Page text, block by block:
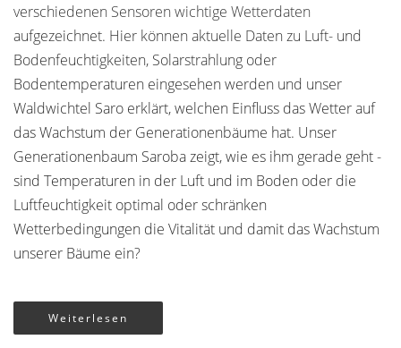
verschiedenen Sensoren wichtige Wetterdaten
aufgezeichnet. Hier können aktuelle Daten zu Luft- und
Bodenfeuchtigkeiten, Solarstrahlung oder
Bodentemperaturen eingesehen werden und unser
Waldwichtel Saro erklärt, welchen Einfluss das Wetter auf
das Wachstum der Generationenbäume hat. Unser
Generationenbaum Saroba zeigt, wie es ihm gerade geht -
sind Temperaturen in der Luft und im Boden oder die
Luftfeuchtigkeit optimal oder schränken
Wetterbedingungen die Vitalität und damit das Wachstum
unserer Bäume ein?
Weiterlesen